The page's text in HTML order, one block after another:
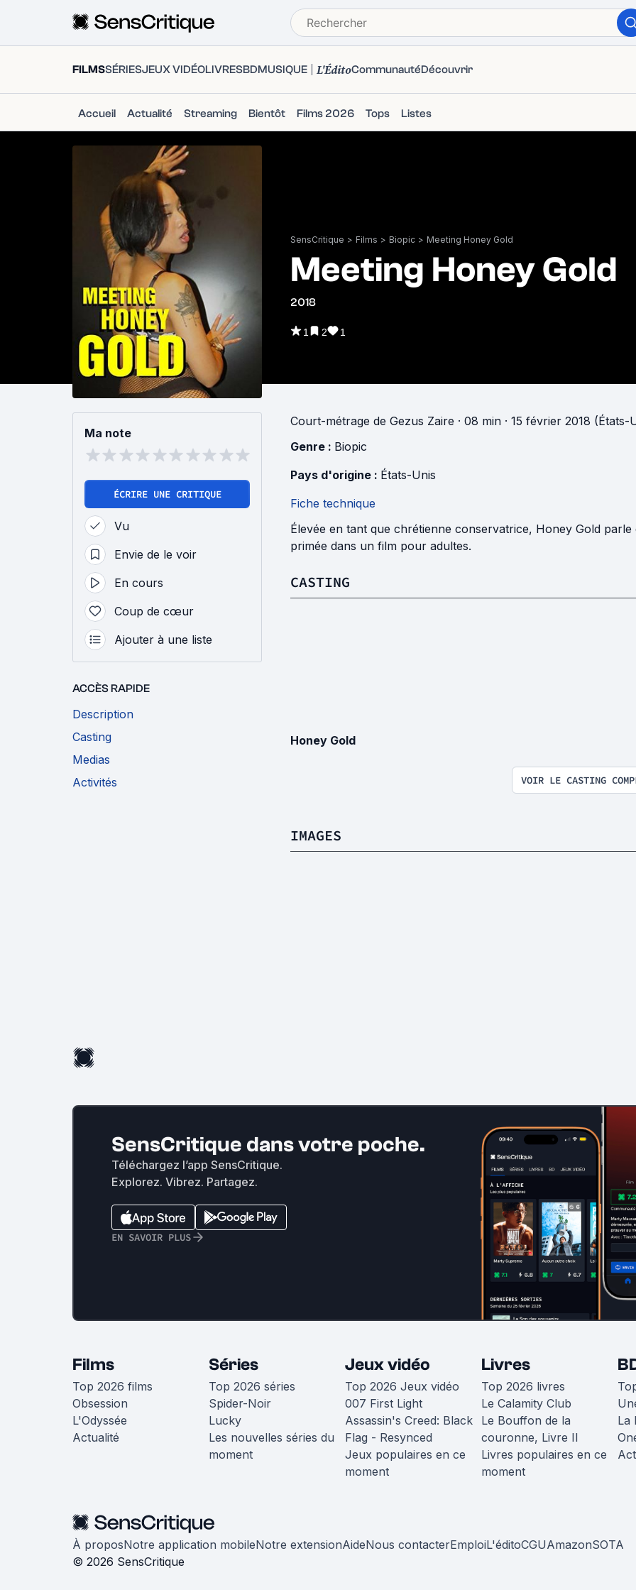
FILMSSÉRIESJEUX VIDÉOLIVRESBDMUSIQUE L'ÉditoCommunautéDécouvrir
Accueil Actualité Streaming Bientôt Films 2026 Tops Listes
SensCritique > Films > Biopic > Meeting Honey Gold
Meeting Honey Gold
2018
1 2 1
Ma note
ÉCRIRE UNE CRITIQUE
Vu
Envie de le voir
En cours
Coup de cœur
Ajouter à une liste
ACCÈS RAPIDE
Description
Casting
Medias
Activités
Court-métrage de Gezus Zaire · 08 min · 15 février 2018 (États-
Genre : Biopic
Pays d'origine : États-Unis
Fiche technique
Élevée en tant que chrétienne conservatrice, Honey Gold
primée dans un film pour adultes.
CASTING
Honey Gold
VOIR LE CASTING
IMAGES
SensCritique dans votre poche.
Téléchargez l’app SensCritique.
Explorez. Vibrez. Partagez.
EN SAVOIR PLUS
Films
Top 2026 films
Obsession
L'Odyssée
Actualité
Séries
Top 2026 séries
Spider-Noir
Lucky
Les nouvelles séries du
moment
Jeux vidéo
Top 2026 Jeux vidéo
007 First Light
Assassin's Creed: Black
Flag - Resynced
Jeux populaires en ce
moment
Livres
Top 2026 livres
Le Calamity Club
Le Bouffon de la
couronne, Livre II
Livres populaires en ce
moment
La
À proposNotre application mobileNotre extensionAideNous contacterEmploiL'éditoCGUAmazonSOTA
© 2026 SensCritique